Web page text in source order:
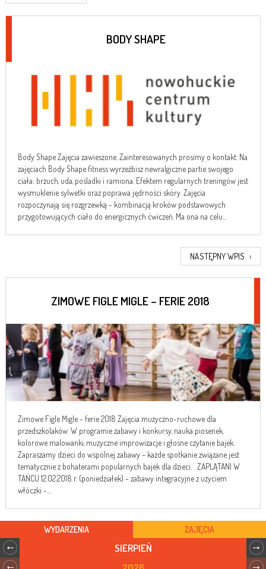
BODY SHAPE
Body Shape Zajęcia zawieszone. Zainteresowanych prosimy o kontakt. Na
zajęciach Body Shape fitness wyrzeźbisz newralgiczne partie swojego
ciała: brzuch, uda, pośladki i ramiona. Efektem regularnych treningów jest
wysmuklenie sylwetki oraz poprawa jędrności skóry. Zajęcia
rozpoczynają się rozgrzewką - kombinacją kroków podstawowych
przygotowujących ciało do energicznych ćwiczeń. Ma ona na celu...
NASTĘPNY WPIS ›
ZIMOWE FIGLE MIGLE – FERIE 2018
Zimowe Figle Migle - ferie 2018 Zajęcia muzyczno-ruchowe dla
przedszkolaków. W programie zabawy i konkursy, nauka piosenek,
kolorowe malowanki, muzyczne improwizacje i głośne czytanie bajek.
Zapraszamy dzieci do wspólnej zabawy – każde spotkanie związane jest
tematycznie z bohaterami popularnych bajek dla dzieci. ZAPLĄTANI W
TAŃCU 12.02.2018 r. (poniedziałek) - zabawy integracyjne z użyciem
włóczki -...
WYDARZENIA ZAJĘCIA
SIERPIEŃ